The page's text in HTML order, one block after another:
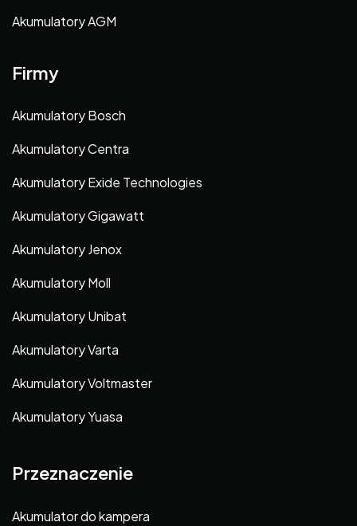
Akumulatory AGM
Firmy
Akumulatory Bosch
Akumulatory Centra
Akumulatory Exide Technologies
Akumulatory Gigawatt
Akumulatory Jenox
Akumulatory Moll
Akumulatory Unibat
Akumulatory Varta
Akumulatory Voltmaster
Akumulatory Yuasa
Przeznaczenie
Akumulator do kampera